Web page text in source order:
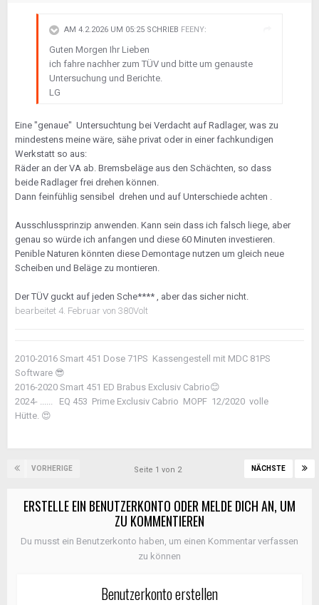
AM 4.2.2026 UM 05:25 SCHRIEB FEENY:
Guten Morgen Ihr Lieben
ich fahre nachher zum TÜV und bitte um genauste
Untersuchung und Berichte.
LG
Eine "genaue" Untersuchtung bei Verdacht auf Radlager, was zu
mindestens meine wäre, sähe privat oder in einer fachkundigen
Werkstatt so aus:
Räder an der VA ab. Bremsbeläge aus den Schächten, so dass
beide Radlager frei drehen können.
Dann feinfühlig sensibel drehen und auf Unterschiede achten .
Ausschlussprinzip anwenden. Kann sein dass ich falsch liege, aber
genau so würde ich anfangen und diese 60 Minuten investieren.
Penible Naturen könnten diese Demontage nutzen um gleich neue
Scheiben und Beläge zu montieren.
Der TÜV guckt auf jeden Sche**** , aber das sicher nicht.
bearbeitet 4. Februar von 380Volt
2010-2016 Smart 451 Dose 71PS Kassengestell mit MDC 81PS
Software 😎
2016-2020 Smart 451 ED Brabus Exclusiv Cabrio😊
2024- ...... EQ 453 Prime Exclusiv Cabrio MOPF 12/2020 volle
Hütte. 😍
VORHERIGE NÄCHSTE
Seite 1 von 2
ERSTELLE EIN BENUTZERKONTO ODER MELDE DICH AN, UM
ZU KOMMENTIEREN
Du musst ein Benutzerkonto haben, um einen Kommentar verfassen
zu können
Benutzerkonto erstellen